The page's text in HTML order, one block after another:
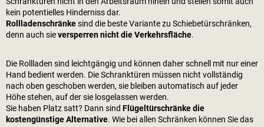
kein potentielles Hinderniss dar.
Rollladenschränkesind die beste Variante zu Schiebetürschränken,
denn auch sieversperren nicht die Verkehrsfläche.
Die Rollladen sind leichtgängig und können daher schnell mit nur einer
Hand bedient werden. Die Schranktüren müssen nicht vollständig
nach oben geschoben werden, sie bleiben automatisch auf jeder
Höhe stehen, auf der sie losgelassen werden.
Sie haben Platz satt? Dann sind Flügeltürschränke die
kostengünstige Alternative. Wie bei allen Schränken können Sie das